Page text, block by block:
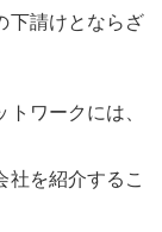
下請けとならざ
ワークには、
社を紹介するこ